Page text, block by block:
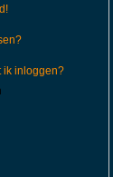
ik inloggen?